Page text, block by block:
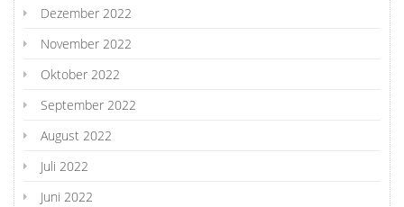
Dezember 2022
November 2022
Oktober 2022
September 2022
August 2022
Juli 2022
Juni 2022